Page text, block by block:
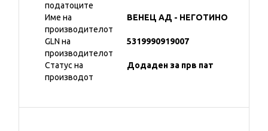
податоците
Име на
производителот
ВЕНЕЦ АД - НЕГОТИНО
GLN на
производителот
5319990919007
Статус на
производот
Додаден за прв пат